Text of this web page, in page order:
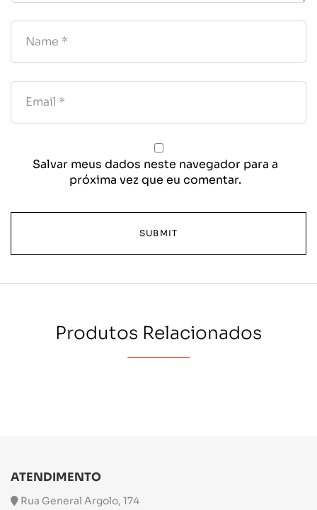
Salvar meus dados neste navegador para a
próxima vez que eu comentar.
Produtos Relacionados
ATENDIMENTO
Rua General Argolo, 174